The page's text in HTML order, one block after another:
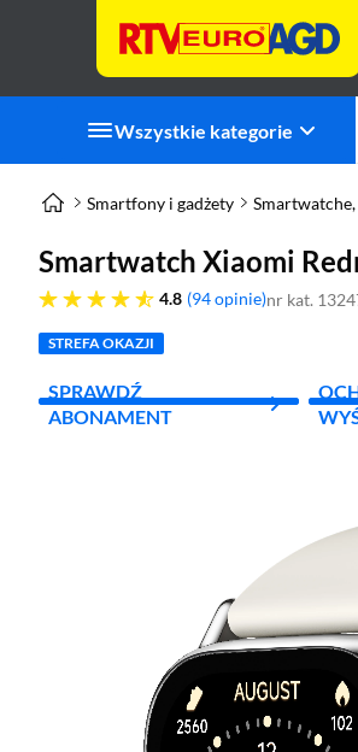
Wszystkie kategorie
Smartfony i gadżety
Smartwatch Xiaomi
4.8
4.8 gwiazdek 94 opinie nr kat.
STREFA OKAZJI
SPRAWDŹ
ABONAMENT